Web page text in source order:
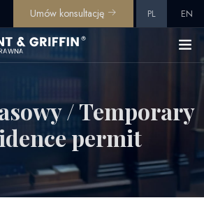
Umów konsultację PL EN
/ Temporary
permit